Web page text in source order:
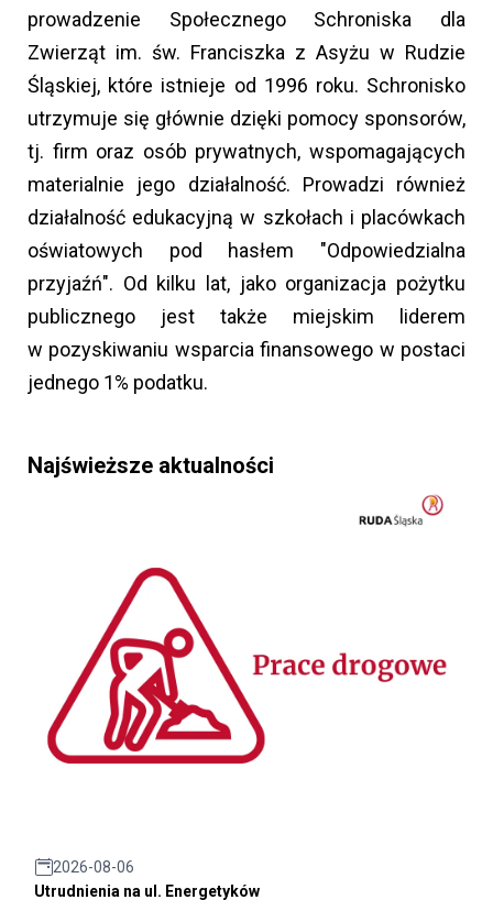
prowadzenie Społecznego Schroniska dla
Zwierząt im. św. Franciszka z Asyżu w Rudzie
Śląskiej, które istnieje od 1996 roku. Schronisko
utrzymuje się głównie dzięki pomocy sponsorów,
tj. firm oraz osób prywatnych, wspomagających
materialnie jego działalność. Prowadzi również
działalność edukacyjną w szkołach i placówkach
oświatowych pod hasłem "Odpowiedzialna
przyjaźń". Od kilku lat, jako organizacja pożytku
publicznego jest także miejskim liderem
w pozyskiwaniu wsparcia finansowego w postaci
jednego 1% podatku.
Najświeższe aktualności
2026-08-06
Utrudnienia na ul. Energetyków